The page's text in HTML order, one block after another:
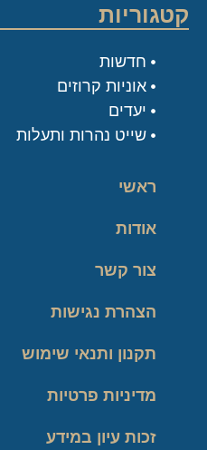
ראשי
אודות
צור קשר
הצהרת נגישות
תקנון ותנאי שימוש
מדיניות פרטיות
זכות עיון במידע
קטגוריות
חדשות
אוניות קרוזים
יעדים
שייט נהרות ותעלות